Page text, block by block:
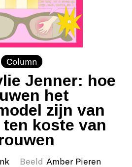
Column
Jenner: hoe
het
zijn van
koste van
Beeld Amber Pieren